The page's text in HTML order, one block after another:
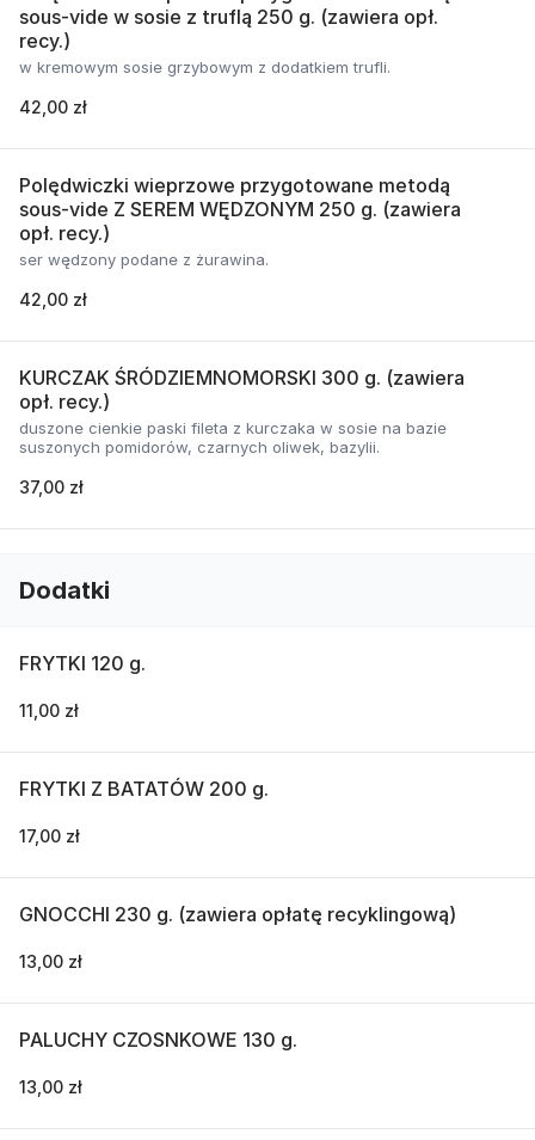
sous-vide w sosie z truflą 250 g. (zawiera opł.
recy.)
w kremowym sosie grzybowym z dodatkiem trufli.
42,00 zł
Polędwiczki wieprzowe przygotowane metodą
sous-vide Z SEREM WĘDZONYM 250 g. (zawiera
opł. recy.)
ser wędzony podane z żurawina.
42,00 zł
KURCZAK ŚRÓDZIEMNOMORSKI 300 g. (zawiera
opł. recy.)
duszone cienkie paski fileta z kurczaka w sosie na bazie
suszonych pomidorów, czarnych oliwek, bazylii.
37,00 zł
Dodatki
FRYTKI 120 g.
11,00 zł
FRYTKI Z BATATÓW 200 g.
17,00 zł
GNOCCHI 230 g. (zawiera opłatę recyklingową)
13,00 zł
PALUCHY CZOSNKOWE 130 g.
13,00 zł